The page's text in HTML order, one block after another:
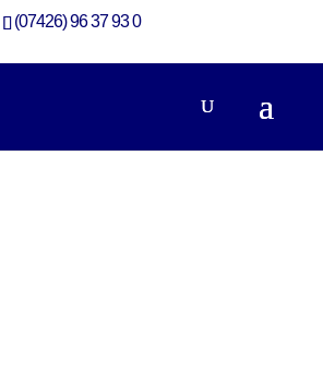
(07426) 96 37 93 0